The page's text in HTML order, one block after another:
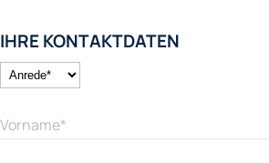
IHRE KONTAKTDATEN